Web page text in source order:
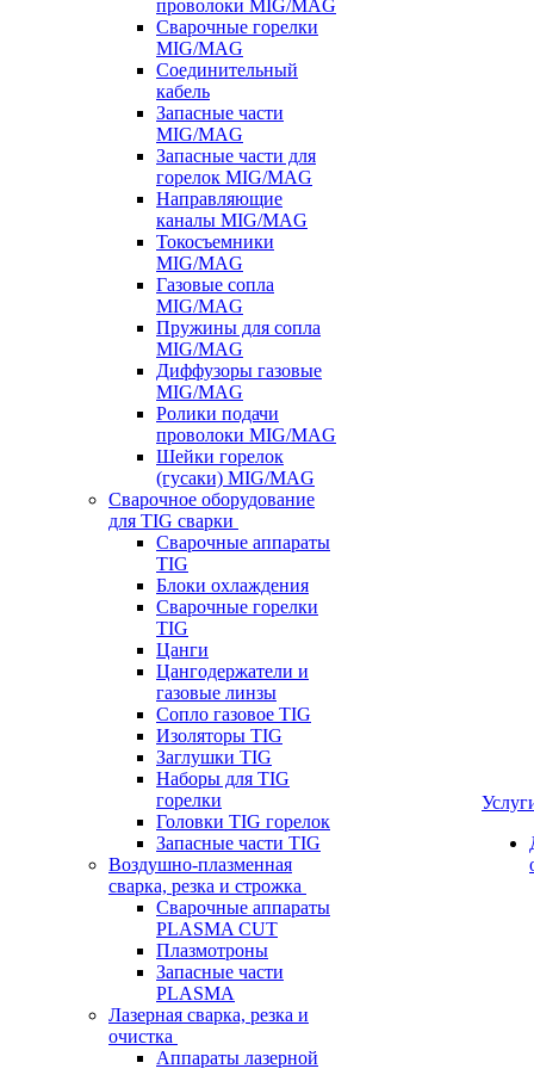
проволоки MIG/MAG
Сварочные горелки
MIG/MAG
Соединительный
кабель
Запасные части
MIG/MAG
Запасные части для
горелок MIG/MAG
Направляющие
каналы MIG/MAG
Токосъемники
MIG/MAG
Газовые сопла
MIG/MAG
Пружины для сопла
MIG/MAG
Диффузоры газовые
MIG/MAG
Ролики подачи
проволоки MIG/MAG
Шейки горелок
(гусаки) MIG/MAG
Сварочное оборудование
для TIG сварки
Сварочные аппараты
TIG
Блоки охлаждения
Сварочные горелки
TIG
Цанги
Цангодержатели и
газовые линзы
Сопло газовое TIG
Изоляторы TIG
Заглушки TIG
Наборы для TIG
горелки
Головки TIG горелок
Запасные части TIG
Воздушно-плазменная
сварка, резка и строжка
Сварочные аппараты
PLASMA CUT
Плазмотроны
Запасные части
PLASMA
Лазерная сварка, резка и
очистка
Аппараты лазерной